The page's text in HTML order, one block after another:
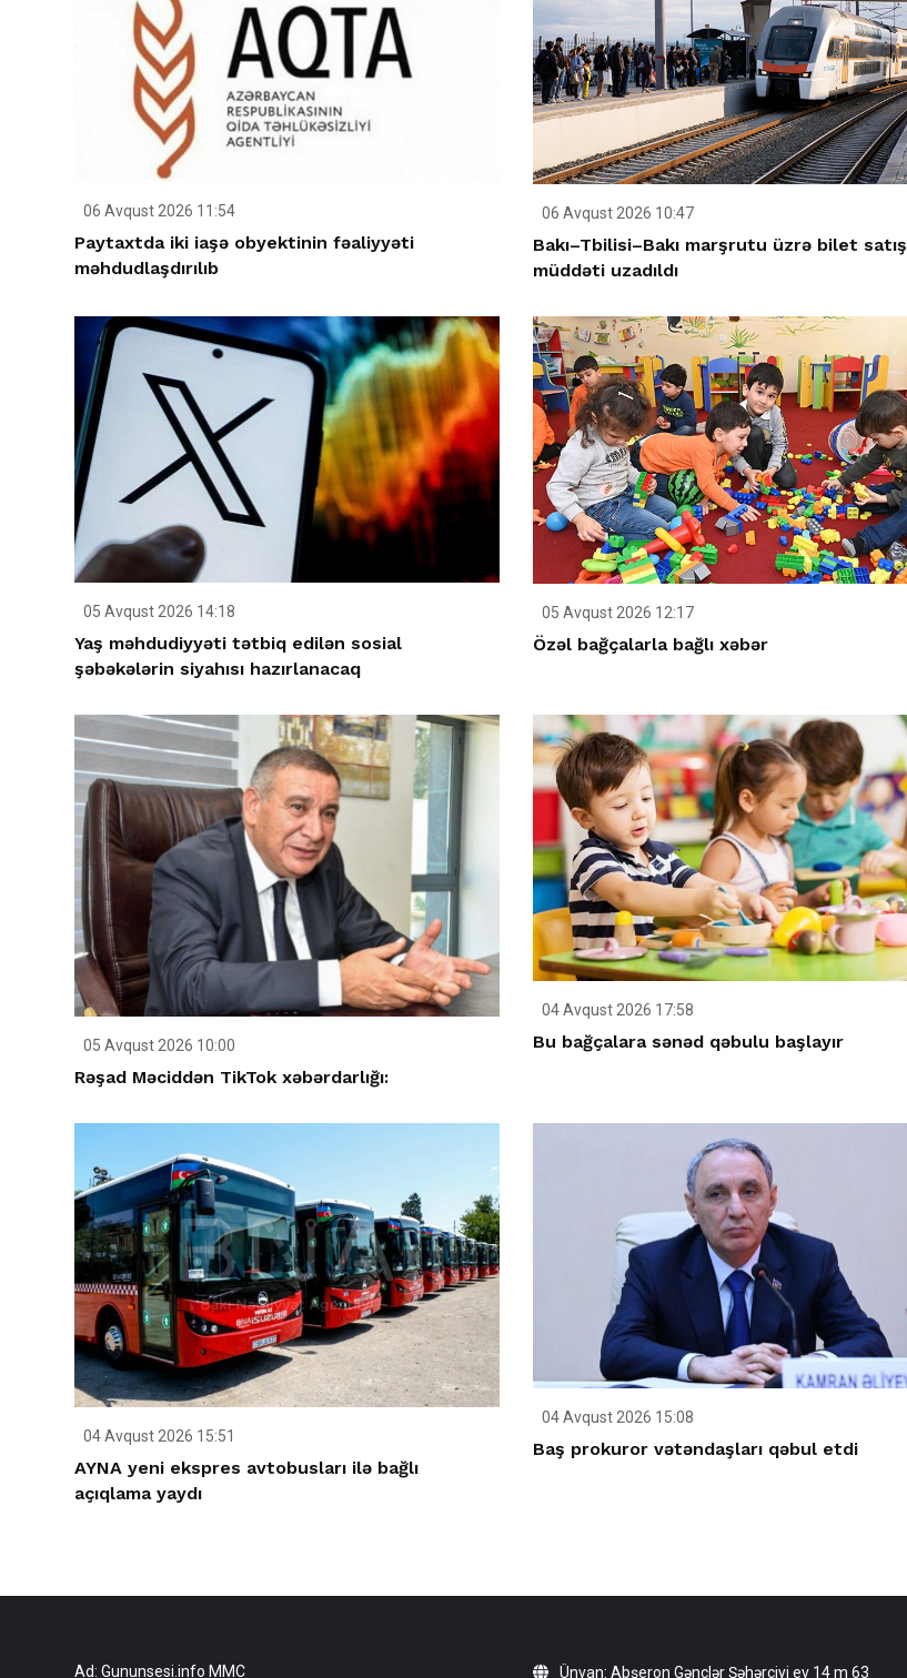
06 Avqust 2026 11:54
Paytaxtda iki iaşə obyektinin fəaliyyəti
məhdudlaşdırılıb
06 Avqust 2026 10:47
Bakı–Tbilisi–Bakı marşrutu üzrə bilet satış
müddəti uzadıldı
05 Avqust 2026 14:18
Yaş məhdudiyyəti tətbiq edilən sosial
şəbəkələrin siyahısı hazırlanacaq
05 Avqust 2026 12:17
Özəl bağçalarla bağlı xəbər
05 Avqust 2026 10:00
Rəşad Məciddən TikTok xəbərdarlığı:
04 Avqust 2026 17:58
Bu bağçalara sənəd qəbulu başlayır
04 Avqust 2026 15:51
AYNA yeni ekspres avtobusları ilə bağlı
açıqlama yaydı
04 Avqust 2026 15:08
Baş prokuror vətəndaşları qəbul etdi
Ad: Gununsesi.info MMC Ünvan: Abşeron Gənclər Şəhərciyi ev 14 m 63